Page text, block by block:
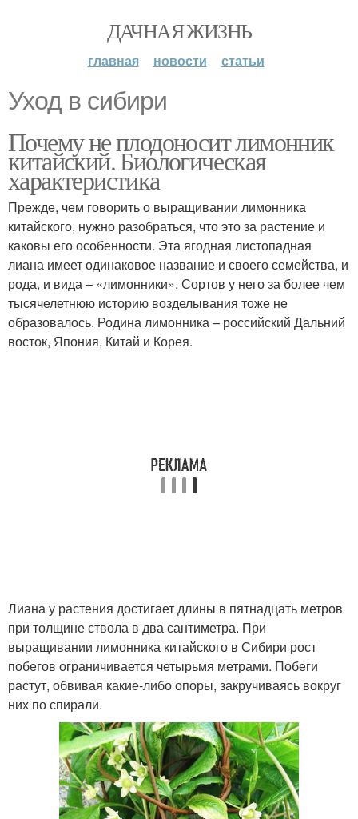
ДАЧНАЯ ЖИЗНЬ
главная новости статьи
Уход в сибири
Почему не плодоносит лимонник
китайский. Биологическая
характеристика
Прежде, чем говорить о выращивании лимонника
китайского, нужно разобраться, что это за растение и
каковы его особенности. Эта ягодная листопадная
лиана имеет одинаковое название и своего семейства, и
рода, и вида – «лимонники». Сортов у него за более чем
тысячелетнюю историю возделывания тоже не
образовалось. Родина лимонника – российский Дальний
восток, Япония, Китай и Корея.
Лиана у растения достигает длины в пятнадцать метров
при толщине ствола в два сантиметра. При
выращивании лимонника китайского в Сибири рост
побегов ограничивается четырьмя метрами. Побеги
растут, обвивая какие-либо опоры, закручиваясь вокруг
них по спирали.